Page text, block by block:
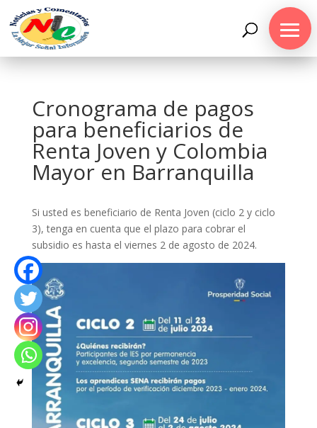
Cronograma de pagos
para beneficiarios de
Renta Joven y Colombia
Mayor en Barranquilla
Si usted es beneficiario de Renta Joven (ciclo 2 y ciclo
3), tenga en cuenta que el plazo para cobrar el
subsidio es hasta el viernes 2 de agosto de 2024.